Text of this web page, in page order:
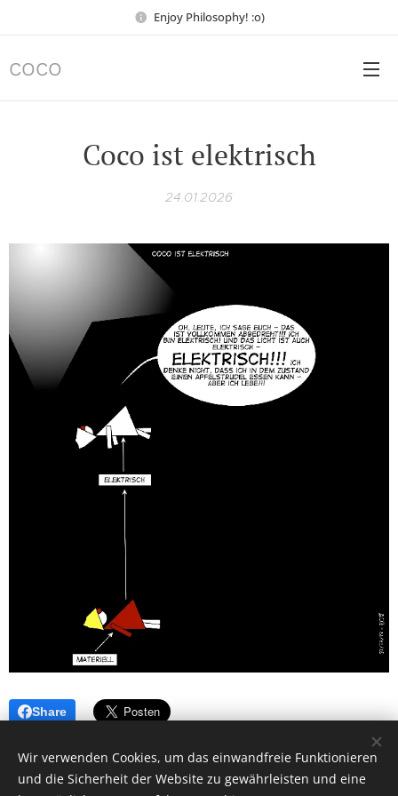
Enjoy Philosophy! :o)
COCO
Coco ist elektrisch
24.01.2026
Share
Wir verwenden Cookies, um das einwandfreie Funktionieren
und die Sicherheit der Website zu gewährleisten und eine